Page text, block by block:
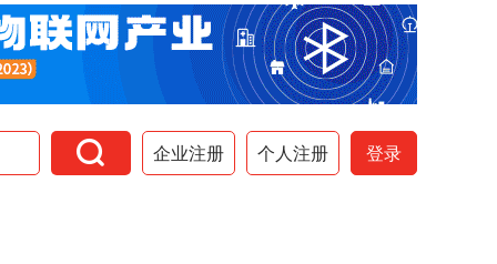
 企业注册 个人注册 登录